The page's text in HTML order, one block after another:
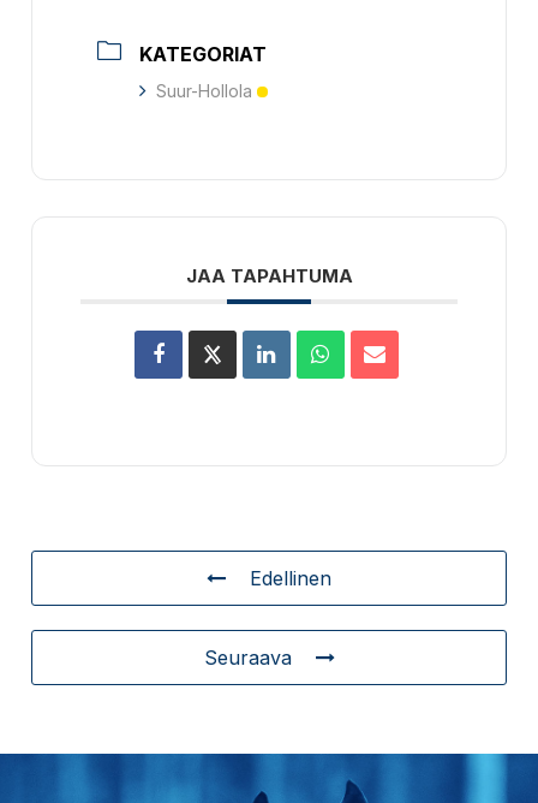
KATEGORIAT
Suur-Hollola
JAA TAPAHTUMA
Edellinen
Seuraava